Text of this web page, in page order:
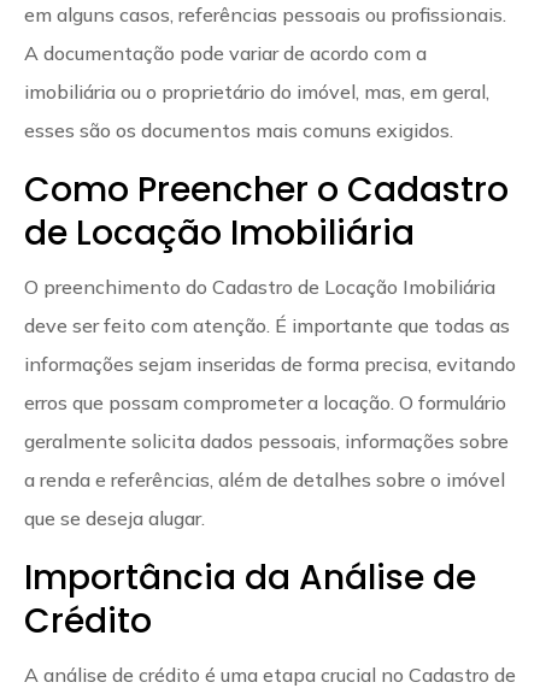
em alguns casos, referências pessoais ou profissionais.
A documentação pode variar de acordo com a
imobiliária ou o proprietário do imóvel, mas, em geral,
esses são os documentos mais comuns exigidos.
Como Preencher o Cadastro
de Locação Imobiliária
O preenchimento do Cadastro de Locação Imobiliária
deve ser feito com atenção. É importante que todas as
informações sejam inseridas de forma precisa, evitando
erros que possam comprometer a locação. O formulário
geralmente solicita dados pessoais, informações sobre
a renda e referências, além de detalhes sobre o imóvel
que se deseja alugar.
Importância da Análise de
Crédito
A análise de crédito é uma etapa crucial no Cadastro de